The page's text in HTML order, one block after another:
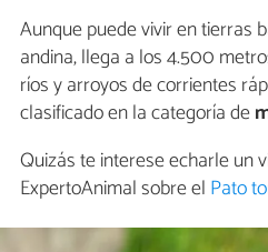
Aunque puede vivir en tierras
andina, llega a los 4.500
ríos y arroyos de corrientes
clasificado en la categoría de
Quizás te interese echarle un
ExpertoAnimal sobre el Pato